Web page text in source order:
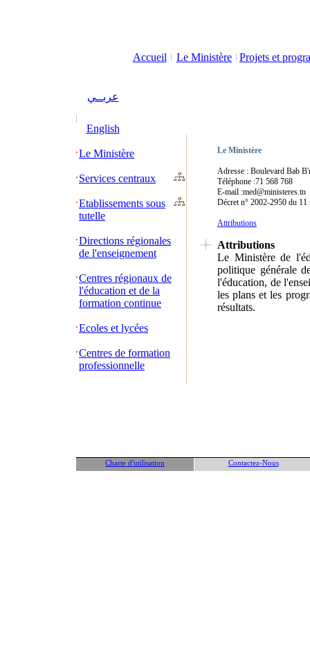
Accueil Le Ministère Projets et
عربــي
English
Le Ministère
Services centraux
Etablissements sous
tutelle
Directions régionales
de l'enseignement
Centres régionaux de
l'éducation et de la
formation continue
Ecoles et lycées
Centres de formation
professionnelle
Le Ministère
Adresse : Boulevard Bab
Téléphone :71 568 768
E-mail :med@ministeres.tn
Décret n° 2002-2950 du
Attributions
Attributions
Le Ministère de
politique générale
l'éducation, de
les plans et les
résultats.
Charte d'utilisation Contactez-Nous